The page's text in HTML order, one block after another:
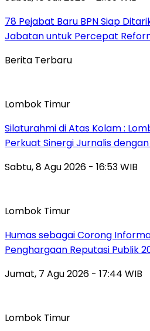
78 Pejabat Baru BPN Siap
Jabatan untuk Percepat
Berita Terbaru
Lombok Timur
Silaturahmi di Atas Kolam :
Perkuat Sinergi Jurnalis
Sabtu, 8 Agu 2026 - 16:53 WIB
Lombok Timur
Humas sebagai Corong
Penghargaan Reputasi Publik
Jumat, 7 Agu 2026 - 17:44 WIB
Lombok Timur